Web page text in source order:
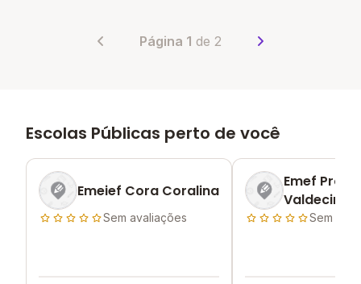
Página 1 de 2
Escolas Públicas perto de você
Emeief Cora Coralina
Sem avaliações
Emef
Valdecir
Sem